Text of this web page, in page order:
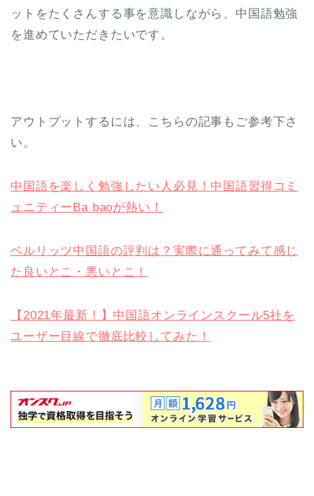
ットをたくさんする事を意識しながら、中国語勉強
を進めていただきたいです。
アウトプットするには、こちらの記事もご参考下さ
い。
中国語を楽しく勉強したい人必見！中国語習得コミ
ュニティーBa baoが熱い！
ベルリッツ中国語の評判は？実際に通ってみて感じ
た良いとこ・悪いとこ！
【2021年最新！】中国語オンラインスクール5社を
ユーザー目線で徹底比較してみた！